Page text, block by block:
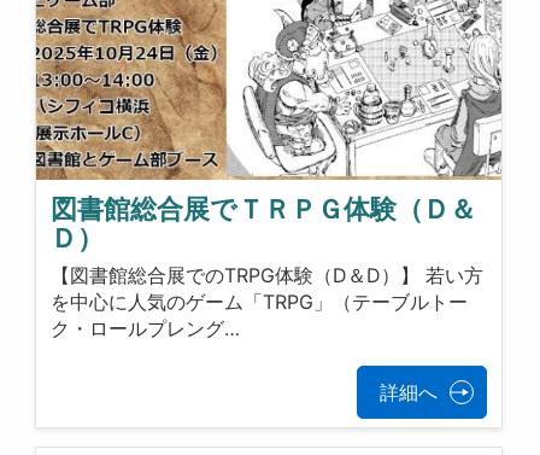
図書館総合展でＴＲＰＧ体験（Ｄ＆
Ｄ）
【図書館総合展でのTRPG体験（D＆D）】 若い方
を中心に人気のゲーム「TRPG」（テーブルトー
ク・ロールプレング…
詳細へ